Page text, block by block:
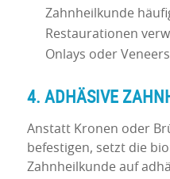
Zahnheilkunde
Restaurationen
Onlays oder
4. ADHÄSIVE
Anstatt Kronen oder
befestigen, setzt die
Zahnheilkunde auf